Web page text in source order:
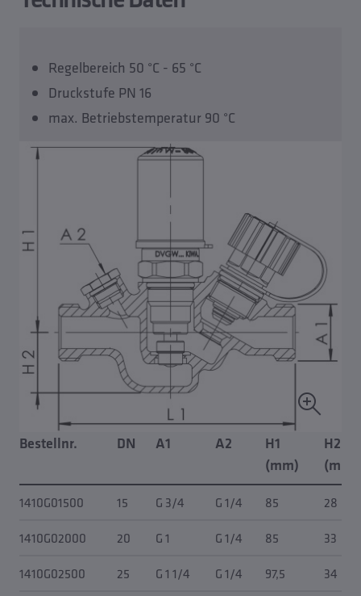
Regelbereich 50 °C - 65 °C
Druckstufe PN 16
max. Betriebstemperatur 90 °C
Bestellnr. DN A1 A2
H1
(mm)
H2
(mm)
1410G01500 15 G 3/4 G 1/4 85 28
1410G02000 20 G 1 G 1/4 85 33
1410G02500 25 G 1 1/4 G 1/4 97,5 34